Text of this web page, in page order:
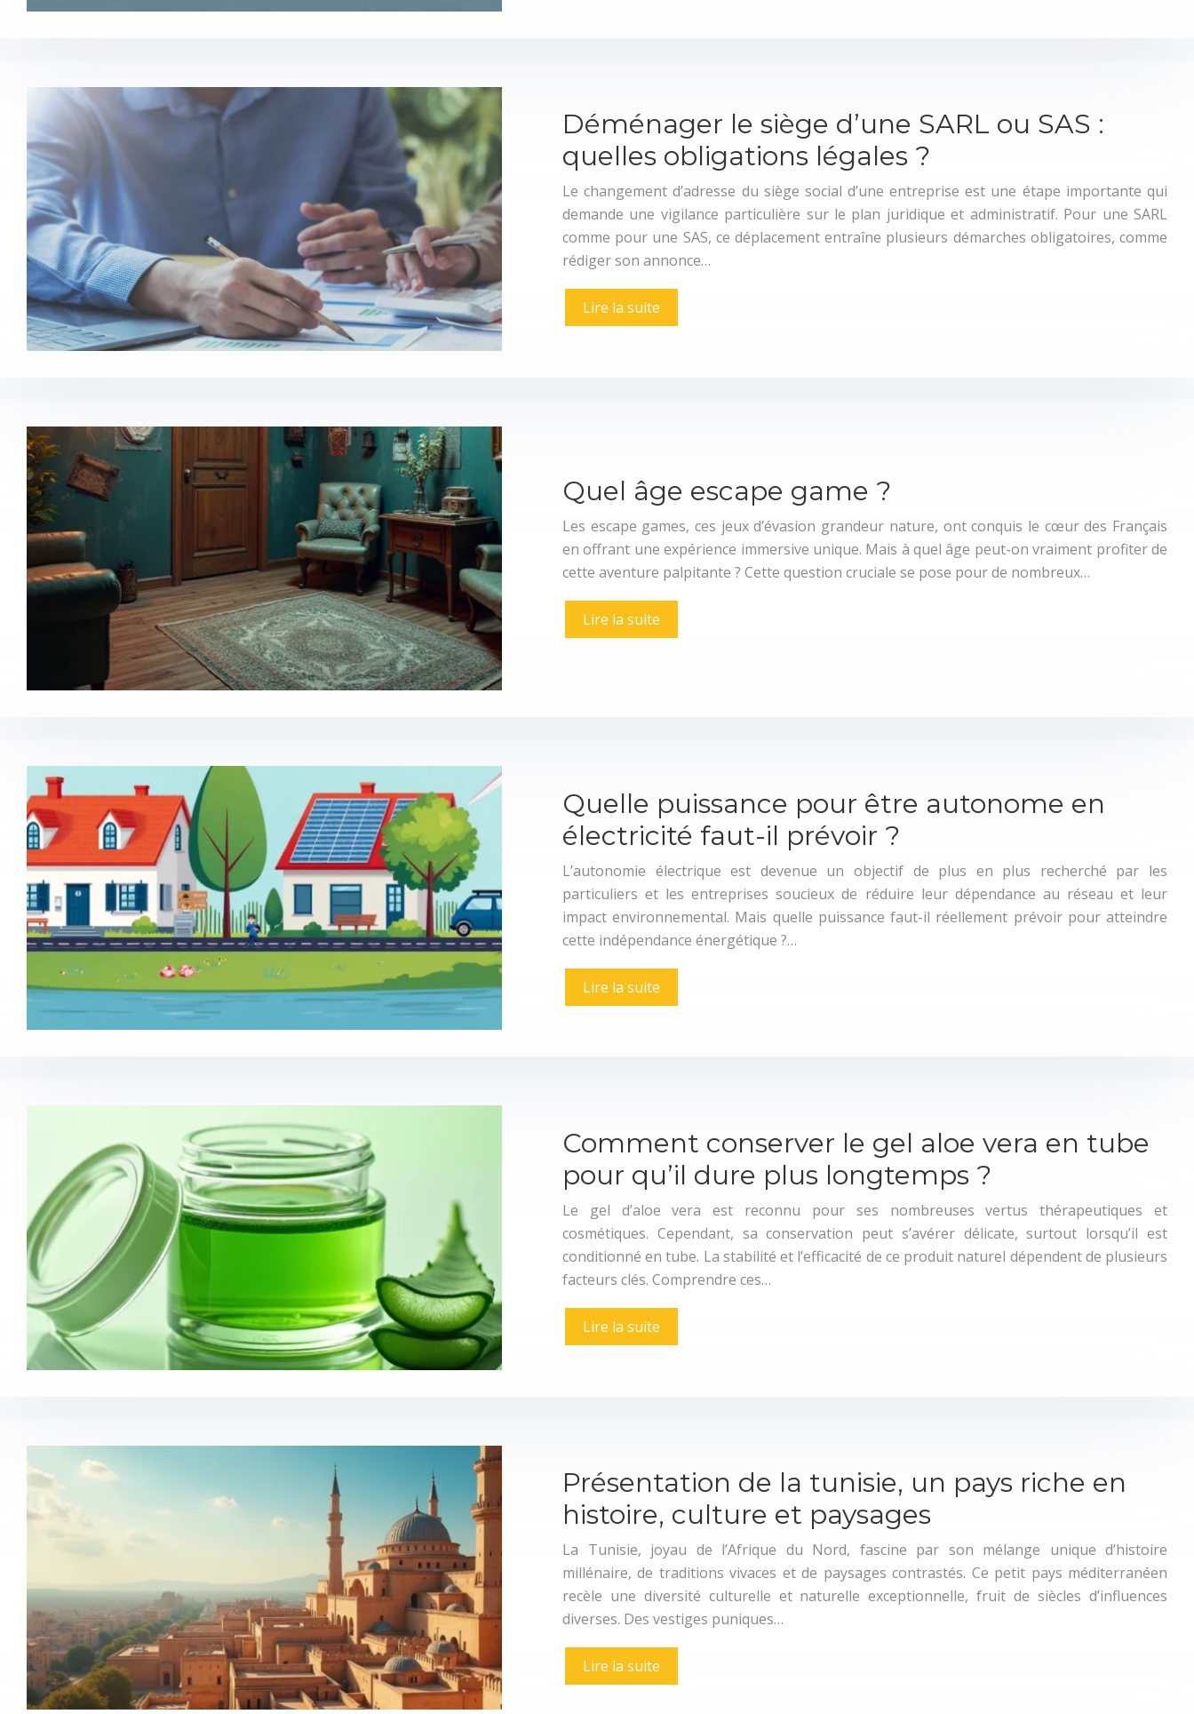
Déménager le siège d’une SARL ou SAS :
quelles obligations légales ?
Le changement d’adresse du siège social d’une entreprise est une étape importante qui
demande une vigilance particulière sur le plan juridique et administratif. Pour une SARL
comme pour une SAS, ce déplacement entraîne plusieurs démarches obligatoires, comme
rédiger son annonce…
Lire la suite
Quel âge escape game ?
Les escape games, ces jeux d’évasion grandeur nature, ont conquis le cœur des Français
en offrant une expérience immersive unique. Mais à quel âge peut-on vraiment profiter de
cette aventure palpitante ? Cette question cruciale se pose pour de nombreux…
Lire la suite
Quelle puissance pour être autonome en
électricité faut-il prévoir ?
L’autonomie électrique est devenue un objectif de plus en plus recherché par les
particuliers et les entreprises soucieux de réduire leur dépendance au réseau et leur
impact environnemental. Mais quelle puissance faut-il réellement prévoir pour atteindre
cette indépendance énergétique ?…
Lire la suite
Comment conserver le gel aloe vera en tube
pour qu’il dure plus longtemps ?
Le gel d’aloe vera est reconnu pour ses nombreuses vertus thérapeutiques et
cosmétiques. Cependant, sa conservation peut s’avérer délicate, surtout lorsqu’il est
conditionné en tube. La stabilité et l’efficacité de ce produit naturel dépendent de plusieurs
facteurs clés. Comprendre ces…
Lire la suite
Présentation de la tunisie, un pays riche en
histoire, culture et paysages
La Tunisie, joyau de l’Afrique du Nord, fascine par son mélange unique d’histoire
millénaire, de traditions vivaces et de paysages contrastés. Ce petit pays méditerranéen
recèle une diversité culturelle et naturelle exceptionnelle, fruit de siècles d’influences
diverses. Des vestiges puniques…
Lire la suite